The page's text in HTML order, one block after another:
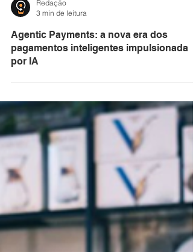
Redação
pagamentos inteligentes impulsionada
por IA